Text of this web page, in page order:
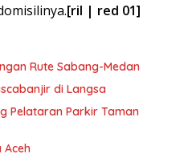
[ril | red 01]
Rute Sabang-Medan
di Langsa
Pelataran Parkir Taman
Aceh